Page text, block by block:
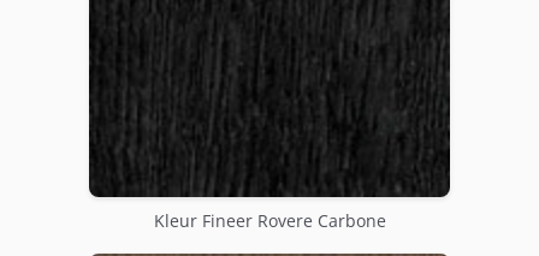
Kleur Fineer Rovere Carbone